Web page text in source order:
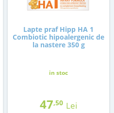
Lapte praf Hipp HA 1
Combiotic hipoalergenic de
la nastere 350 g
in stoc
47,50 Lei